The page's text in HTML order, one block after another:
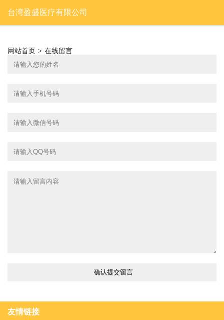
台湾盈盛医疗有限公司
网站首页 > 在线留言
友情链接